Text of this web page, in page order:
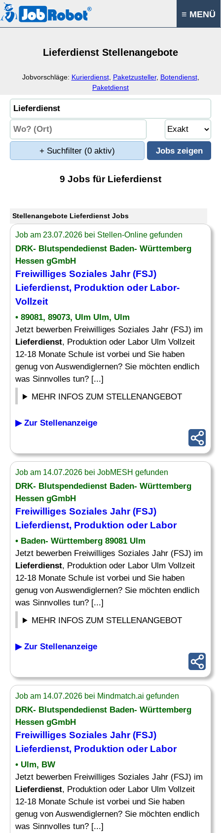
≡ MENÜ
Lieferdienst Stellenangebote
Jobvorschläge: Kurierdienst, Paketzusteller, Botendienst,
Paketdienst
+ Suchfilter (0 aktiv)
9 Jobs für Lieferdienst
Stellenangebote Lieferdienst Jobs
Job am 23.07.2026 bei Stellen-Online gefunden
DRK- Blutspendedienst Baden- Württemberg
Hessen gGmbH
Freiwilliges Soziales Jahr (FSJ)
Lieferdienst, Produktion oder Labor-
Vollzeit
• 89081, 89073, Ulm Ulm, Ulm
Jetzt bewerben Freiwilliges Soziales Jahr (FSJ) im
Lieferdienst, Produktion oder Labor Ulm Vollzeit
12-18 Monate Schule ist vorbei und Sie haben
genug von Auswendiglernen? Sie möchten endlich
was Sinnvolles tun? [...]
MEHR INFOS ZUM STELLENANGEBOT
▶ Zur Stellenanzeige
Job am 14.07.2026 bei JobMESH gefunden
DRK- Blutspendedienst Baden- Württemberg
Hessen gGmbH
Freiwilliges Soziales Jahr (FSJ)
Lieferdienst, Produktion oder Labor
• Baden- Württemberg 89081 Ulm
Jetzt bewerben Freiwilliges Soziales Jahr (FSJ) im
Lieferdienst, Produktion oder Labor Ulm Vollzeit
12-18 Monate Schule ist vorbei und Sie haben
genug von Auswendiglernen? Sie möchten endlich
was Sinnvolles tun? [...]
MEHR INFOS ZUM STELLENANGEBOT
▶ Zur Stellenanzeige
Job am 14.07.2026 bei Mindmatch.ai gefunden
DRK- Blutspendedienst Baden- Württemberg
Hessen gGmbH
Freiwilliges Soziales Jahr (FSJ)
Lieferdienst, Produktion oder Labor
• Ulm, BW
Jetzt bewerben Freiwilliges Soziales Jahr (FSJ) im
Lieferdienst, Produktion oder Labor Ulm Vollzeit
12-18 Monate Schule ist vorbei und Sie haben
genug von Auswendiglernen? Sie möchten endlich
was Sinnvolles tun? [...]